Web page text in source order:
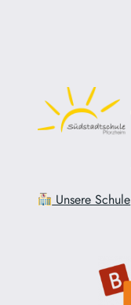
Unsere Schule